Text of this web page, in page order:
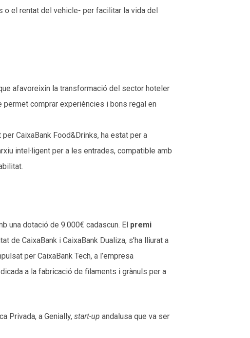
o el rentat del vehicle- per facilitar la vida del
afavoreixin la transformació del sector hoteler
permet comprar experiències i bons regal en
CaixaBank Food&Drinks, ha estat per a
intel·ligent per a les entrades, compatible amb
una dotació de 9.000€ cadascun. El premi
de CaixaBank i CaixaBank Dualiza, s’ha lliurat a
per CaixaBank Tech, a l’empresa
a la fabricació de filaments i grànuls per a
Privada, a Genially, start-up andalusa que va ser